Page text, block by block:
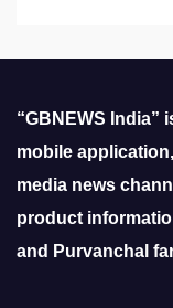
“GBNEWS India”
mobile
media news
product
and Purvanchal